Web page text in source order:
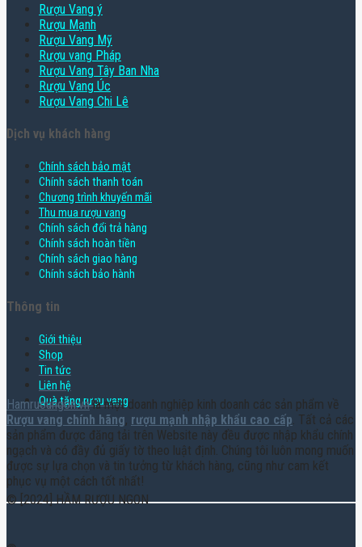
Rượu Vang ý
Rượu Mạnh
Rượu Vang Mỹ
Rượu vang Pháp
Rượu Vang Tây Ban Nha
Rượu Vang Úc
Rượu Vang Chi Lê
Dịch vụ khách hàng
Chính sách bảo mật
Chính sách thanh toán
Chương trình khuyến mãi
Thu mua rượu vang
Chính sách đổi trả hàng
Chính sách hoàn tiền
Chính sách giao hàng
Chính sách bảo hành
Thông tin
Giới thiệu
Shop
Tin tức
Liên hệ
Quà tặng rượu vang
Hamruoungon.vnlà một doanh nghiệp kinh doanh các sản phẩm về
Rượu vang chính hãng, rượu mạnh nhập khẩu cao cấp. Tất cả các
sản phẩm được đăng tải trên Website này đều được nhập khẩu chính
ngạch và có đầy đủ giấy tờ theo luật định. Chúng tôi luôn mong muốn
được sự lựa chọn và tin tưởng từ khách hàng, cũng như cam kết
phục vụ một cách tốt nhất!
© [2024] HẦM RƯỢU NGON